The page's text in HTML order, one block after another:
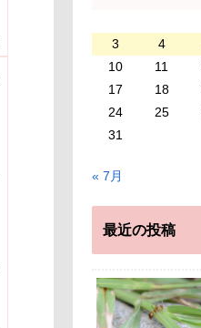
3
4
10
11
17
18
24
25
31
« 7月
最近の投稿